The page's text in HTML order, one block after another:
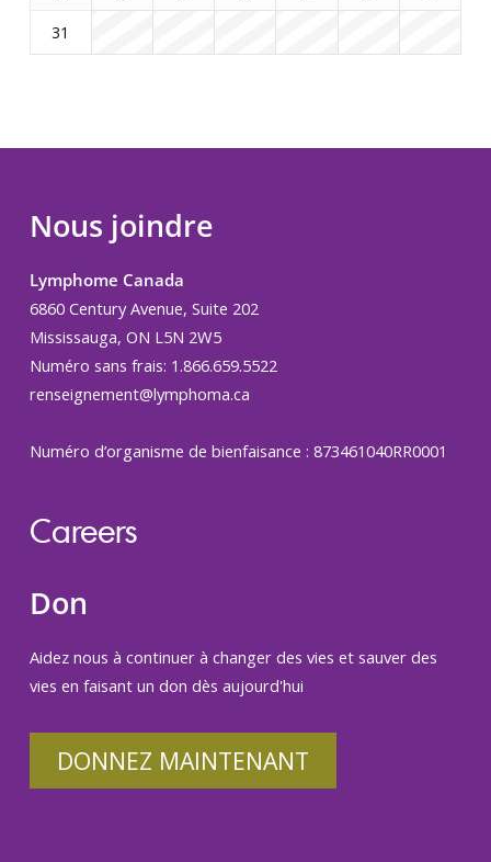
31
Nous joindre
Lymphome Canada
6860 Century Avenue, Suite 202
Mississauga, ON L5N 2W5
Numéro sans frais: 1.866.659.5522
renseignement@lymphoma.ca
Numéro d’organisme de bienfaisance : 873461040RR0001
Careers
Don
Aidez nous à continuer à changer des vies et sauver des
vies en faisant un don dès aujourd'hui
DONNEZ MAINTENANT